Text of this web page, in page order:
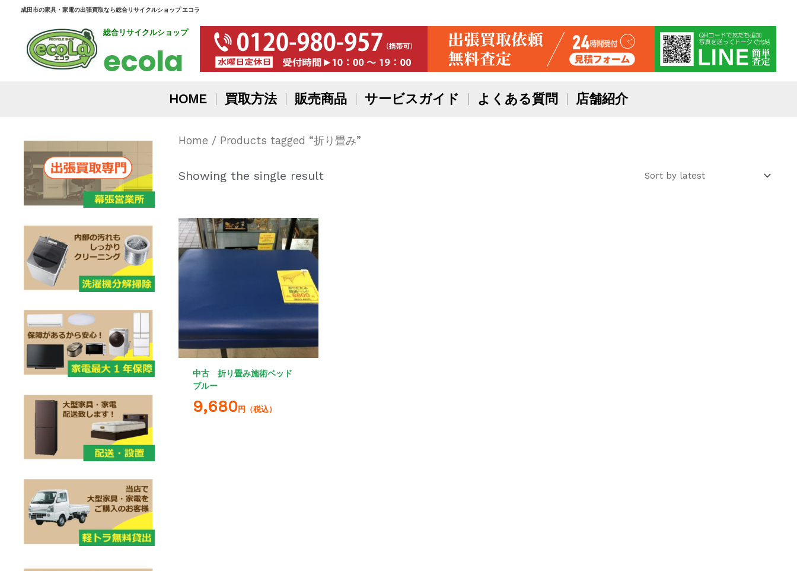
成田市の家具・家電の出張買取なら総合リサイクルショップ エコラ
総合リサイクルショップ
ecola
HOME 買取方法 販売商品 サービスガイド よくある質問 店舗紹介
Home / Products tagged “折り畳み”
Showing the single result
中古 折り畳み施術ベッド
ブルー
9,680円（税込）